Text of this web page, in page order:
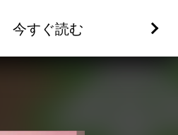
今すぐ読む